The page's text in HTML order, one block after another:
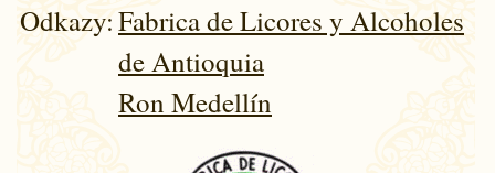
Odkazy:Fabrica de Licores y Alcoholes
de Antioquia
Ron Medellín